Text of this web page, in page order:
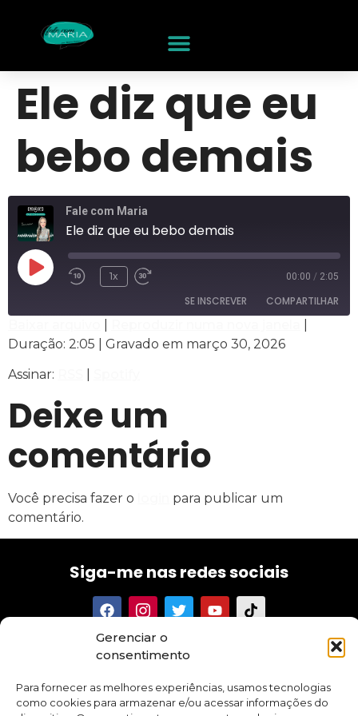
Gerenciar o
consentimento
Para fornecer as melhores experiências, usamos tecnologias
como cookies para armazenar e/ou acessar informações do
Ele diz que eu
bebo demais
Fale com Maria
Ele diz que eu bebo demais
1x 00:00 / 2:05
SE INSCREVER COMPARTILHAR
RSS Spotify
FEED RSS
COMPARTILHAR
LINK
INCORPORAR
Duração: 2:05
Gravado em março 30, 2026
Assinar:
Deixe um
comentário
Você precisa fazer o
para publicar um
comentário.
Siga-me nas redes sociais
Tenha acesso aos meus textos, conselhos, novidades e